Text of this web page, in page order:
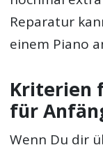
Reparatur
einem Piano
Kriterien
für
Wenn Du dir